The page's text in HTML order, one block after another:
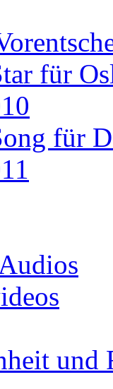
für
für
und